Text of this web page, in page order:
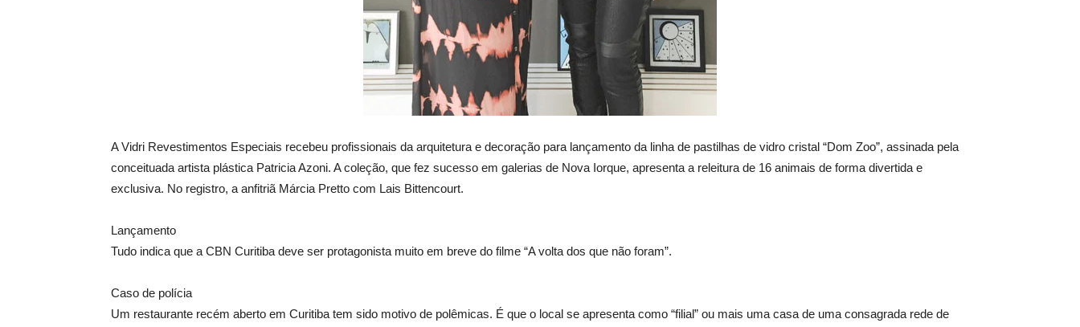
A Vidri Revestimentos Especiais recebeu profissionais da arquitetura e decoração para lançamento da linha de pastilhas de vidro cristal “Dom Zoo”, assinada pela
conceituada artista plástica Patricia Azoni. A coleção, que fez sucesso em galerias de Nova Iorque, apresenta a releitura de 16 animais de forma divertida e
exclusiva. No registro, a anfitriã Márcia Pretto com Lais Bittencourt.
Lançamento
Tudo indica que a CBN Curitiba deve ser protagonista muito em breve do filme “A volta dos que não foram”.
Caso de polícia
Um restaurante recém aberto em Curitiba tem sido motivo de polêmicas. É que o local se apresenta como “filial” ou mais uma casa de uma consagrada rede de